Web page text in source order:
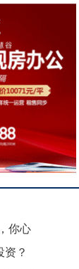
你心
资？